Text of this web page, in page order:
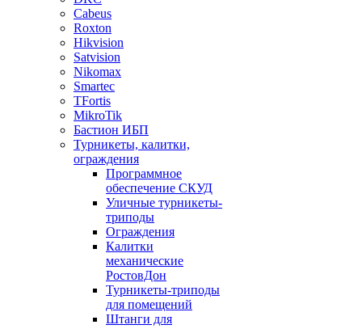
Cabeus
Roxton
Hikvision
Satvision
Nikomax
Smartec
TFortis
MikroTik
Бастион ИБП
Турникеты, калитки,
ограждения
Программное
обеспечение СКУД
Уличные турникеты-
триподы
Ограждения
Калитки
механические
РостовДон
Турникеты-триподы
для помещений
Штанги для